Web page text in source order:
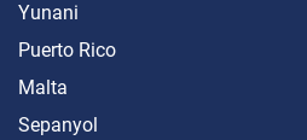
Yunani
Puerto Rico
Malta
Sepanyol